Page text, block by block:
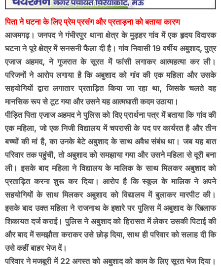
पिता ने घटना के लिए प्रेम प्रसंग और प्रताड़ना को बताया कारण
आजमगढ़। जनपद ने गंभीरपुर थाना क्षेत्र के मुड़हर गांव में एक हृदय विदारक
घटना ने पूरे क्षेत्र में सनसनी फैला दी है। गांव निवासी 19 वर्षीय अबुशाद, पुत्र
एजाज अहमद, ने गुजरात के सूरत में फांसी लगाकर आत्महत्या कर ली।
परिजनों ने आरोप लगाया है कि अबुशाद को गांव की एक महिला और उसके
सहयोगियों द्वारा लगातार प्रताड़ित किया जा रहा था, जिसके चलते वह
मानसिक रूप से टूट गया और उसने यह आत्मघाती कदम उठाया।
पीड़ित पिता एजाज अहमद ने पुलिस को दिए प्रार्थना पत्र में बताया कि गांव की
एक महिला, जो एक निजी विद्यालय में चपरासी के पद पर कार्यरत है और तीन
बच्चों की मां है, का उनके बेटे अबुशाद के साथ अवैध संबंध था। जब यह बात
परिवार तक पहुंची, तो अबुशाद को समझाया गया और उसने महिला से दूरी बना
ली। इसके बाद महिला ने विद्यालय के मालिक के साथ मिलकर अबुशाद को
प्रताड़ित करना शुरू कर दिया। आरोप है कि स्कूल के मालिक ने अपने
सहयोगियों के साथ मिलकर अबुशाद को विद्यालय में बुलाकर मारपीट की।
इसके बाद उक्त महिला ने राजनाथ के इशारे पर पुलिस में अबुशाद के खिलाफ
शिकायत दर्ज कराई। पुलिस ने अबुशाद को हिरासत में लेकर उसकी पिटाई की
और बाद में समझौता कराकर उसे छोड़ दिया, साथ ही परिवार को सलाह दी कि
उसे कहीं बाहर भेज दें।
परिवार ने मजबूरी में 22 अगस्त को अबुशाद को काम के लिए सूरत भेज दिया।